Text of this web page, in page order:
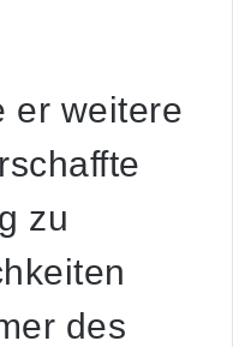
er weitere
zu
des